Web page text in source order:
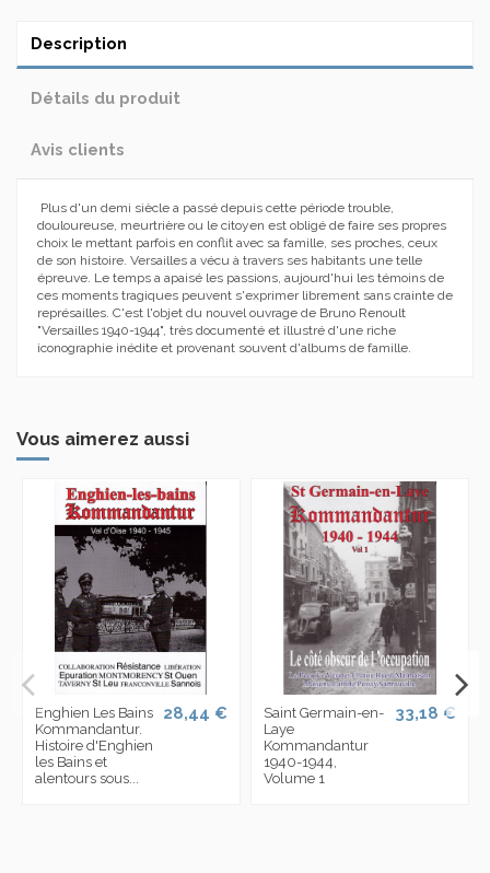
Description
Détails du produit
Avis clients
Plus d'un demi siècle a passé depuis cette période trouble,
douloureuse, meurtrière ou le citoyen est obligé de faire ses propres
choix le mettant parfois en conflit avec sa famille, ses proches, ceux
de son histoire. Versailles a vécu à travers ses habitants une telle
épreuve. Le temps a apaisé les passions, aujourd'hui les témoins de
ces moments tragiques peuvent s'exprimer librement sans crainte de
représailles. C'est l'objet du nouvel ouvrage de Bruno Renoult
"Versailles 1940-1944", très documenté et illustré d'une riche
iconographie inédite et provenant souvent d'albums de famille.
Vous aimerez aussi
Enghien Les Bains
Kommandantur.
Histoire d'Enghien
les Bains et
alentours sous...
28,44 €
Saint Germain-en-
Laye
Kommandantur
1940-1944,
Volume 1
33,18 €